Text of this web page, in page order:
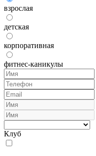
взрослая
детская
корпоративная
фитнес-каникулы
Клуб